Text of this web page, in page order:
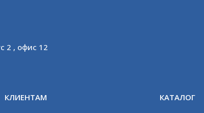
2 , офис 12
КЛИЕНТАМ
КАТАЛОГ